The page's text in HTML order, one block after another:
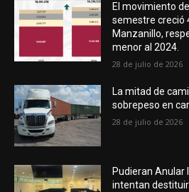
El movimiento
semestre creció
Manzanillo,
menor al 2024.
28 de julio de 2026
La mitad de
sobrepeso en
28 de julio de 2026
Pudieran Anular
intentan destituir